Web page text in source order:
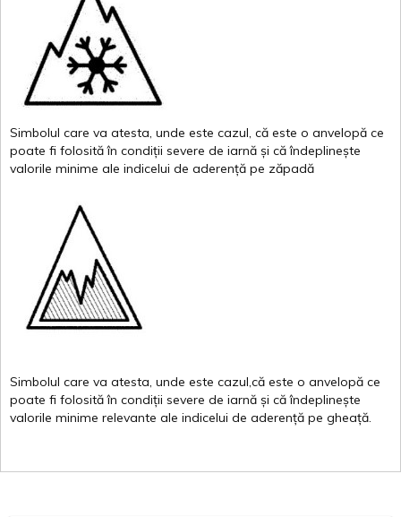
Simbolul care va atesta unde este cazul că este o anvelopă ce
poate fi folosită în condiții severe de iarnă și că îndeplinește
valorile minime ale indicelui de aderență pe zăpadă
Simbolul care va atesta unde este cazul,că este o anvelopă ce
poate fi folosită în condiții severe de iarnă și că îndeplinește
valorile minime relevante ale indicelui de aderență pe gheață